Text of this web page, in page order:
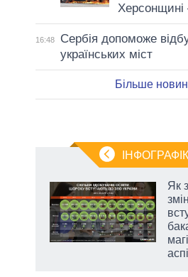
16:48
Сербія допоможе
українських міст
Більше новин
Як